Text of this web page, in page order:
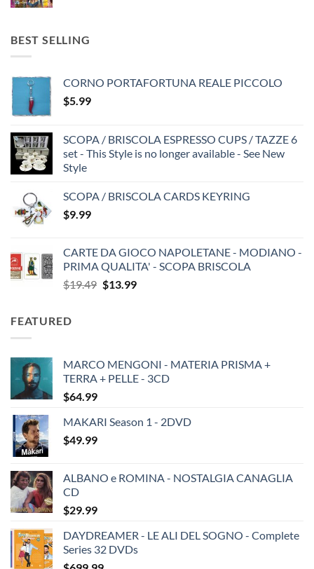
BEST SELLING
CORNO PORTAFORTUNA REALE PICCOLO
$5.99
SCOPA / BRISCOLA ESPRESSO CUPS / TAZZE 6
set - This Style is no longer available - See New
Style
SCOPA / BRISCOLA CARDS KEYRING
$9.99
CARTE DA GIOCO NAPOLETANE - MODIANO -
PRIMA QUALITA' - SCOPA BRISCOLA
$19.49 Original
$13.99Current
FEATURED
MARCO MENGONI - MATERIA PRISMA +
TERRA + PELLE - 3CD
$64.99
MAKARI Season 1 - 2DVD
$49.99
ALBANO e ROMINA - NOSTALGIA CANAGLIA
CD
$29.99
DAYDREAMER - LE ALI DEL SOGNO - Complete
Series 32 DVDs